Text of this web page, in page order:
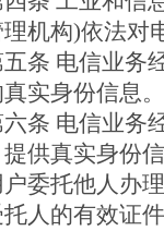
机构)依法对
电信业务经
实身份信息。
电信业务经
供真实身份
托他人办理
托人的有效证